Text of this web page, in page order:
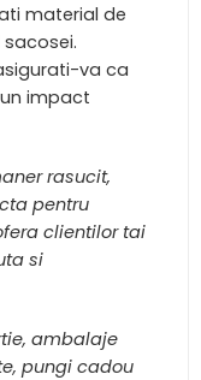
material de
va ca
impact
rasucit,
pentru
clientilor tai
si
ambalaje
pungi cadou